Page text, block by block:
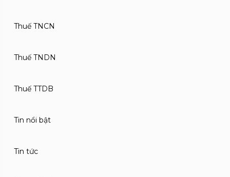
Thuế TNCN
Thuế TNDN
Thuế TTDB
Tin nổi bật
Tin tức